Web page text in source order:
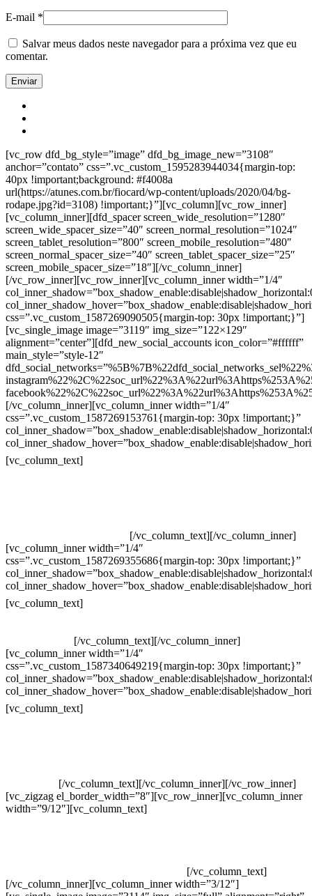
E-mail *
Salvar meus dados neste navegador para a próxima vez que eu
comentar.
[vc_row dfd_bg_style=”image” dfd_bg_image_new=”3108″
anchor=”contato” css=”.vc_custom_1595283944034{margin-top:
40px !important;background: #f4008a
url(https://atunes.com.br/fiocard/wp-content/uploads/2020/04/bg-
rodape.jpg?id=3108) !important;}”][vc_column][vc_row_inner]
[vc_column_inner][dfd_spacer screen_wide_resolution=”1280″
screen_wide_spacer_size=”40″ screen_normal_resolution=”1024″
screen_tablet_resolution=”800″ screen_mobile_resolution=”480″
screen_normal_spacer_size=”40″ screen_tablet_spacer_size=”25″
screen_mobile_spacer_size=”18″][/vc_column_inner]
[/vc_row_inner][vc_row_inner][vc_column_inner width=”1/4″
css=”.vc_custom_1587269090505{margin-top: 30px !important;}”]
[vc_single_image image=”3119″ img_size=”122×129″
alignment=”center”][dfd_new_social_accounts icon_color=”#ffffff”
main_style=”style-12″
[/vc_column_inner][vc_column_inner width=”1/4″
css=”.vc_custom_1587269153761{margin-top: 30px !important;}”
[vc_column_text]
[/vc_column_text][/vc_column_inner]
[vc_column_inner width=”1/4″
css=”.vc_custom_1587269355686{margin-top: 30px !important;}”
[vc_column_text]
[/vc_column_text][/vc_column_inner]
[vc_column_inner width=”1/4″
css=”.vc_custom_1587340649219{margin-top: 30px !important;}”
[vc_column_text]
[/vc_column_text][/vc_column_inner][/vc_row_inner]
[vc_zigzag el_border_width=”8″][vc_row_inner][vc_column_inner
width=”9/12″][vc_column_text]
[/vc_column_text]
[/vc_column_inner][vc_column_inner width=”3/12″]